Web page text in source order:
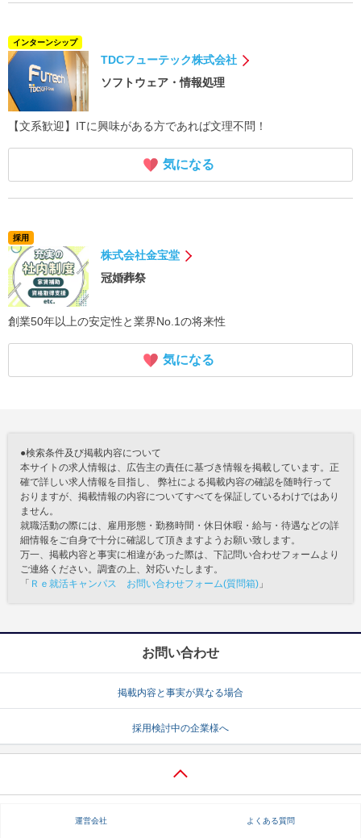
インターンシップ
TDCフューテック株式会社
ソフトウェア・情報処理
【文系歓迎】ITに興味がある方であれば文理不問！
気になる
採用
株式会社金宝堂
冠婚葬祭
創業50年以上の安定性と業界No.1の将来性
気になる
●検索条件及び掲載内容について
本サイトの求人情報は、広告主の責任に基づき情報を掲載しています。正
確で詳しい求人情報を目指し、 弊社による掲載内容の確認を随時行って
おりますが、掲載情報の内容についてすべてを保証しているわけではあり
ません。
就職活動の際には、雇用形態・勤務時間・休日休暇・給与・待遇などの詳
細情報をご自身で十分に確認して頂きますようお願い致します。
万一、掲載内容と事実に相違があった際は、下記問い合わせフォームより
ご連絡ください。調査の上、対応いたします。
「 Ｒｅ就活キャンパス お問い合わせフォーム(質問箱) 」
お問い合わせ
掲載内容と事実が異なる場合
採用検討中の企業様へ
運営会社 よくある質問